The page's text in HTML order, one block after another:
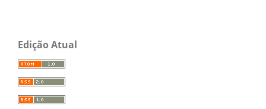
Edição Atual